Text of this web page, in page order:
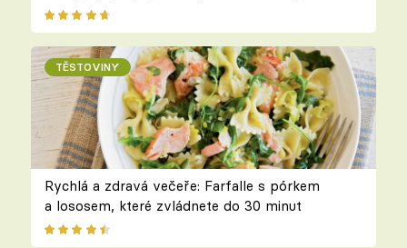
TĚSTOVINY
Rychlá a zdravá večeře: Farfalle s pórkem
a lososem, které zvládnete do 30 minut